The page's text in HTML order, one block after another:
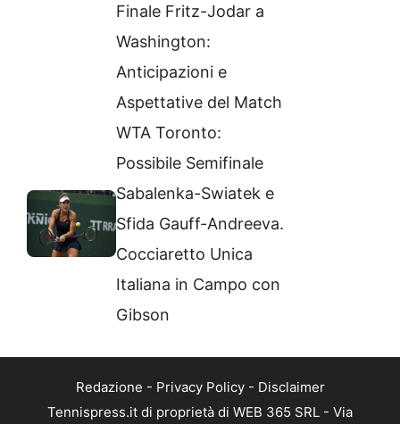
Finale Fritz-Jodar a
Washington:
Anticipazioni e
Aspettative del Match
WTA Toronto:
Possibile Semifinale
Sabalenka-Swiatek e
Sfida Gauff-Andreeva.
Cocciaretto Unica
Italiana in Campo con
Gibson
Redazione - Privacy Policy- Disclaimer
Tennispress.it di proprietà di WEB 365 SRL - Via